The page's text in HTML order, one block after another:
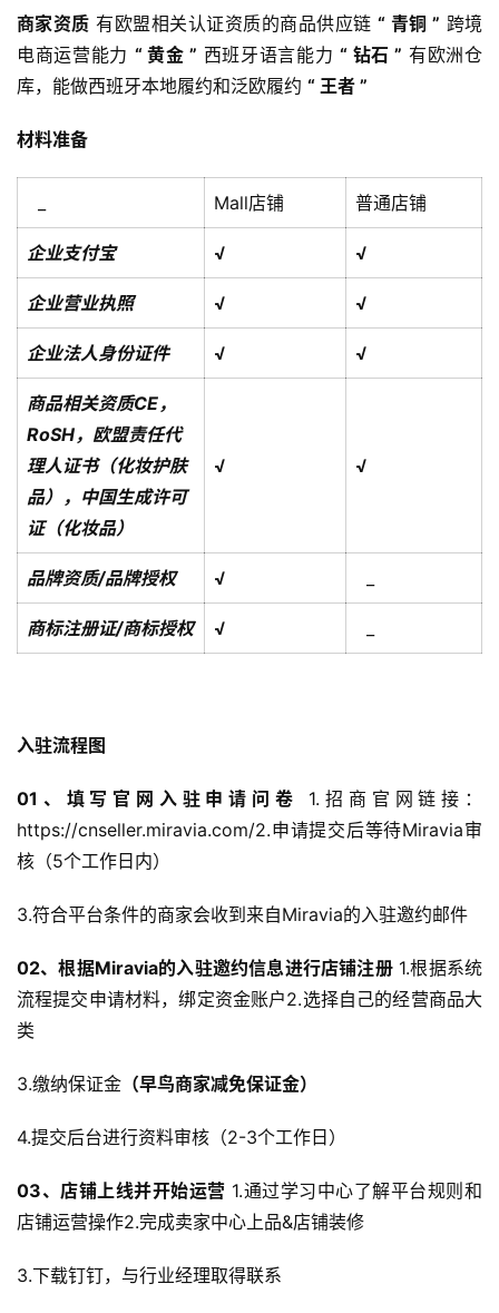
页
全
球
开
店
境
科
媒
商家资质 有欧盟相关认证资质的商品供应链“ 青铜 ” 跨境
电商运营能力 “ 黄金 ” 西班牙语言能力 “ 钻石 ” 有欧洲仓
库，能做西班牙本地履约和泛欧履约 “ 王者 ”
材料准备
Mall店铺 普通店铺
企业支付宝 √ √
企业营业执照 √ √
企业法人身份证件 √ √
商品相关资质CE，
RoSH，欧盟责任代
理人证书（化妆护肤
品），中国生成许可
证（化妆品）
√ √
品牌资质/品牌授权 √
商标注册证/商标授权 √
入驻流程图
01、 填写官网入驻申请问卷
1.招商官网链接：
https://cnseller.miravia.com/2.申请提交后等待Miravia审
核（5个工作日内）
3.符合平台条件的商家会收到来自Miravia的入驻邀约邮件
02、根据Miravia的入驻邀约信息进行店铺注册1.根据系统
流程提交申请材料，绑定资金账户2.选择自己的经营商品大
类
3.缴纳保证金 （早鸟商家减免保证金）
4.提交后台进行资料审核（2-3个工作日）
03、店铺上线并开始运营 1.通过学习中心了解平台规则和
店铺运营操作2.完成卖家中心上品&店铺装修
3.下载钉钉，与行业经理取得联系